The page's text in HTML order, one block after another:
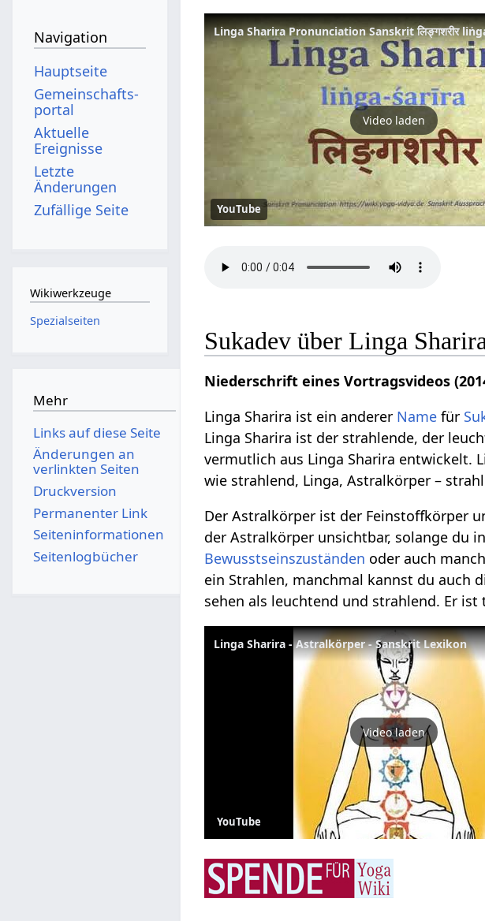
Linga Sharira Pronunciation Sanskrit लिङ्गशरीर
Video laden
YouTube
Sukadev über Linga Sharira
Niederschrift eines Vortragsvideos
Linga Sharira ist ein anderer Name für
Linga Sharira ist der strahlende, der
vermutlich aus Linga Sharira entwickelt.
wie strahlend, Linga, Astralkörper –
Der Astralkörper ist der Feinstoffkörper
der Astralkörper unsichtbar, solange du
Bewusstseinszuständen oder auch
ein Strahlen, manchmal kannst du auch
sehen als leuchtend und strahlend. Er
Linga Sharira - Astralkörper - Sanskrit Lexikon
Video laden
YouTube
Navigation
Hauptseite
Gemeinschafts­
portal
Aktuelle
Ereignisse
Letzte
Änderungen
Zufällige Seite
Wikiwerkzeuge
Spezialseiten
Mehr
Links auf diese Seite
Änderungen an
verlinkten Seiten
Druckversion
Permanenter Link
Seiten­­informationen
Seitenlogbücher